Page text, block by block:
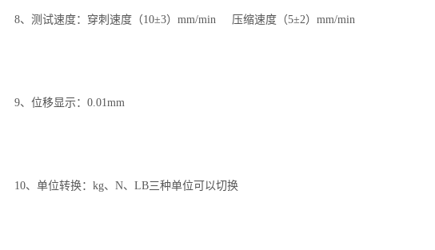
8、测试速度：穿刺速度（10±3）mm/min 压缩速度（5±2）mm/min
9、位移显示：0.01mm
10、单位转换：kg、N、LB三种单位可以切换